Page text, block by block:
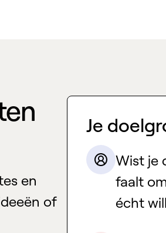
en
of
Je
Wist je
faalt
écht